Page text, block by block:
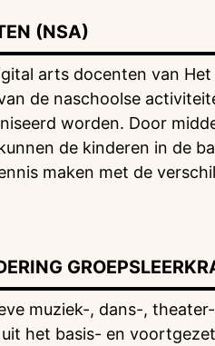
(NSA)
arts docenten van
de naschoolse
worden. Door
de kinderen in de
maken met de
muziek-, dans-,
het basis- en